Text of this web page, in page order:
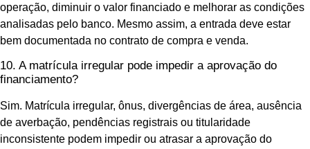
operação, diminuir o valor financiado e melhorar as condições
analisadas pelo banco. Mesmo assim, a entrada deve estar
bem documentada no contrato de compra e venda.
10. A matrícula irregular pode impedir a aprovação do
financiamento?
Sim. Matrícula irregular, ônus, divergências de área, ausência
de averbação, pendências registrais ou titularidade
inconsistente podem impedir ou atrasar a aprovação do